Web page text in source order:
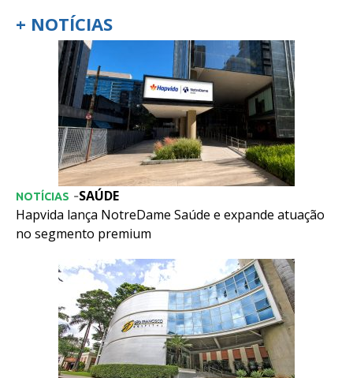
+ NOTÍCIAS
SAÚDE
NOTÍCIAS -
Hapvida lança NotreDame Saúde e expande atuação
no segmento premium